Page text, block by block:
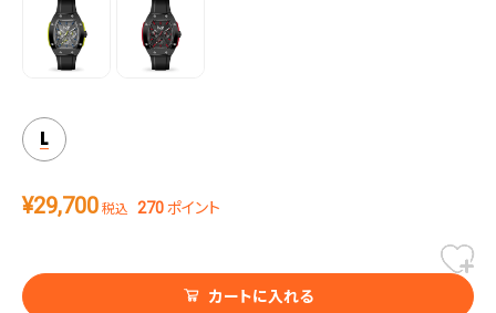
L
¥29,700 税込 270ポイント
カートに入れる